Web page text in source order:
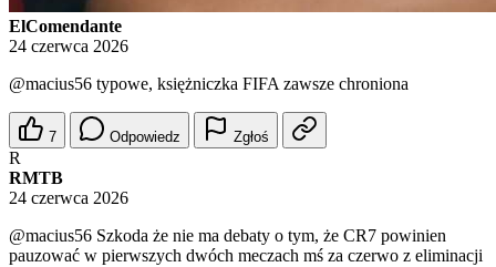
ElComendante
24 czerwca 2026
@macius56 typowe, księżniczka FIFA zawsze chroniona
7 Odpowiedz Zgłoś
R
RMTB
24 czerwca 2026
@macius56 Szkoda że nie ma debaty o tym, że CR7 powinien
pauzować w pierwszych dwóch meczach mś za czerwo z eliminacji